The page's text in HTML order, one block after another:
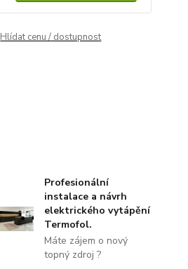
Hlídat cenu / dostupnost
Profesionální
instalace a návrh
elektrického vytápění
Termofol.
Máte zájem o nový
topný zdroj ?